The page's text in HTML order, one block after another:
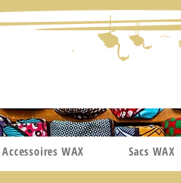
Accessoires WAX Sacs WAX